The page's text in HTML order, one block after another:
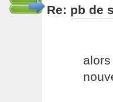
Re: pb de